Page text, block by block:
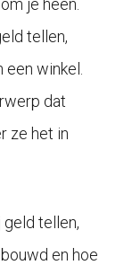
je heen.
tellen,
winkel.
dat
ze het in
tellen,
en hoe